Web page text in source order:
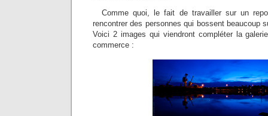
Comme quoi, le fait de travailler sur un
rencontrer des personnes qui bossent beaucoup
Voici 2 images qui viendront compléter la
commerce :